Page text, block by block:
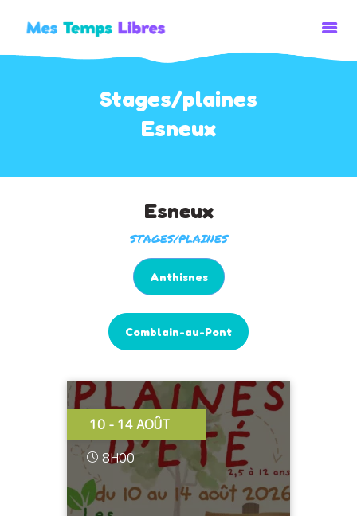
Stages/plaines
Esneux
ACCUEIL
ACTIVITÉS
Esneux
STAGES/PLAINES
Anthisnes
Comblain-au-Pont
10 - 14 AOÛT
8H00